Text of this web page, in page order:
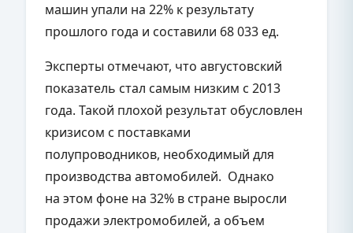
машин упали на 22% к результату
прошлого года и составили 68 033 ед.
Эксперты отмечают, что августовский
показатель стал самым низким с 2013
года. Такой плохой результат обусловлен
кризисом с поставками
полупроводников, необходимый для
производства автомобилей. Однако
на этом фоне на 32% в стране выросли
продажи электромобилей, а объем